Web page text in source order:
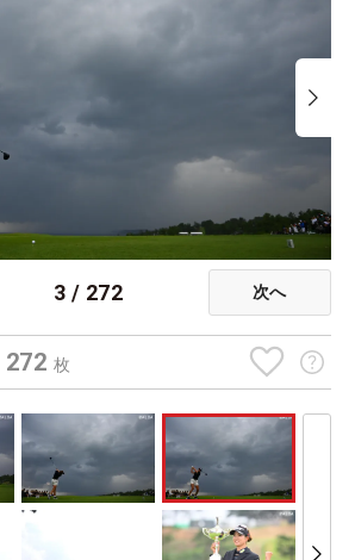
3 / 272 次へ
272 枚